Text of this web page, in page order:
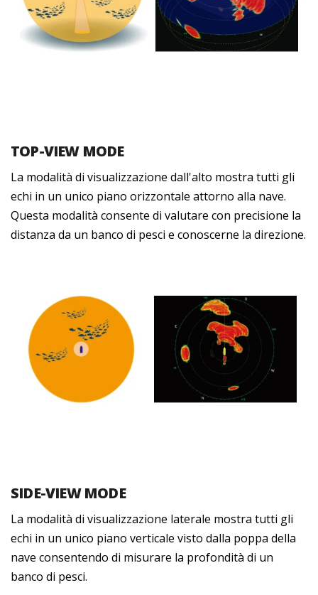
TOP-VIEW MODE
La modalità di visualizzazione dall'alto mostra tutti gli
echi in un unico piano orizzontale attorno alla nave.
Questa modalità consente di valutare con precisione la
distanza da un banco di pesci e conoscerne la direzione.
SIDE-VIEW MODE
La modalità di visualizzazione laterale mostra tutti gli
echi in un unico piano verticale visto dalla poppa della
nave consentendo di misurare la profondità di un
banco di pesci.